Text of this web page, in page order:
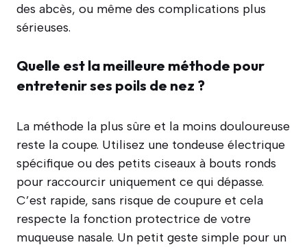
des abcès, ou même des complications plus
sérieuses.
Quelle est la meilleure méthode pour
entretenir ses poils de nez ?
La méthode la plus sûre et la moins douloureuse
reste la coupe. Utilisez une tondeuse électrique
spécifique ou des petits ciseaux à bouts ronds
pour raccourcir uniquement ce qui dépasse.
C’est rapide, sans risque de coupure et cela
respecte la fonction protectrice de votre
muqueuse nasale. Un petit geste simple pour un